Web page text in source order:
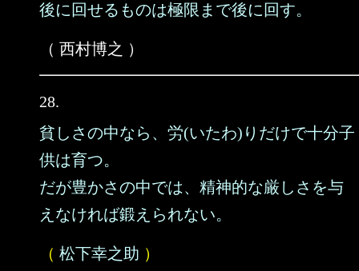
後に回せるものは極限まで後に回す。
（ 西村博之 ）
28.
貧しさの中なら、労(いたわ)りだけで十分子
供は育つ。
だが豊かさの中では、精神的な厳しさを与
えなければ鍛えられない。
（ 松下幸之助 ）